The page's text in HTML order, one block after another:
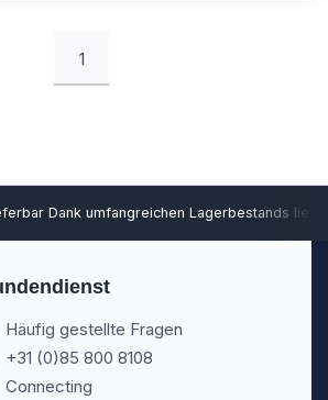
1
Dank umfangreichen Lagerbestands
Häufig gestellte Fragen
+31 (0)85 800 8108
Connecting